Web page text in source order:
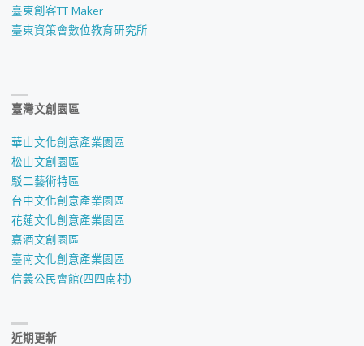
臺東創客TT Maker
臺東資策會數位教育研究所
臺灣文創園區
華山文化創意產業園區
松山文創園區
駁二藝術特區
台中文化創意產業園區
花蓮文化創意產業園區
嘉酒文創園區
臺南文化創意產業園區
信義公民會館(四四南村)
近期更新